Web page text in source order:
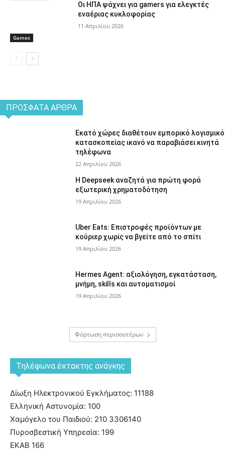
Games
Οι ΗΠΑ ψάχνει για gamers για ελεγκτές
εναέριας κυκλοφορίας
11 Απριλίου 2026
ΠΡΌΣΦΑΤΑ ΆΡΘΡΑ
Εκατό χώρες διαθέτουν εμπορικό λογισμικό
κατασκοπείας ικανό να παραβιάσει κινητά
τηλέφωνα
22 Απριλίου 2026
Η Deepseek αναζητά για πρώτη φορά
εξωτερική χρηματοδότηση
19 Απριλίου 2026
Uber Eats: Επιστροφές προϊόντων με
κούριερ χωρίς να βγείτε από το σπίτι
19 Απριλίου 2026
Hermes Agent: αξιολόγηση, εγκατάσταση,
μνήμη, skills και αυτοματισμοί
19 Απριλίου 2026
Φόρτωση περισσοτέρων
Tηλέφωνα έκτακτης ανάγκης
Δίωξη Ηλεκτρονικού Εγκλήματος: 11188
Ελληνική Αστυνομία: 100
Χαμόγελο του Παιδιού: 210 3306140
Πυροσβεστική Υπηρεσία: 199
ΕΚΑΒ 166